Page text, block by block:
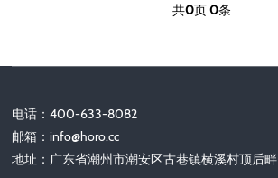
共0页0条
电话：400-633-8082
邮箱：info@horo.cc
地址：广东省潮州市潮安区古巷镇横溪村顶后畔